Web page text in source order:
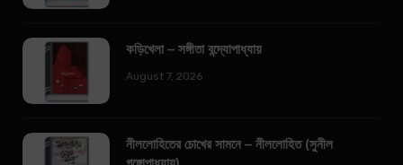
কড়িখেলা – সঙ্গীতা বন্দ্যোপাধ্যায়
August 7, 2026
নীললোহিতের চোখের সামনে – নীললোহিত (সুনীল